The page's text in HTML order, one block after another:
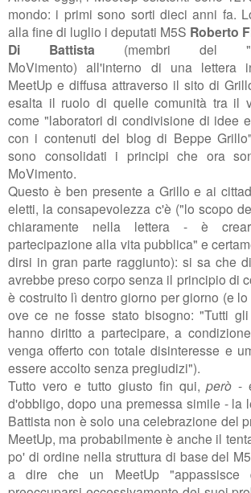
mondo: i primi sono sorti dieci anni fa.
alla fine di luglio i deputati M5S Roberto
Di Battista (membri del
MoVimento) all'interno di una lettera
MeetUp e diffusa attraverso il sito di
esalta il ruolo di quelle comunità tra il
come "laboratori di condivisione di idee
con i contenuti del blog di Beppe
sono consolidati i principi che ora
MoVimento.
Questo è ben presente a Grillo e ai
eletti, la consapevolezza c'è ("lo scopo
chiaramente nella lettera - è
partecipazione alla vita pubblica" e
dirsi in gran parte raggiunto): si sa che
avrebbe preso corpo senza il principio di
è costruito lì dentro giorno per giorno (e
ove ce ne fosse stato bisogno: "Tutti
hanno diritto a partecipare, a
venga offerto con totale disinteresse e
essere accolto senza pregiudizi").
Tutto vero e tutto giusto fin qui,però -
d'obbligo, dopo una premessa simile - la
Battista non è solo una celebrazione del
MeetUp, ma probabilmente è anche il
po' di ordine nella struttura di base del
a dire che un MeetUp "